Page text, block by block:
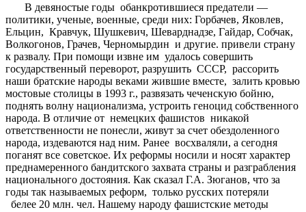
В девяностые годы обанкротившиеся предатели —
политики, ученые, военные, среди них: Горбачев, Яковлев,
Ельцин, Кравчук, Шушкевич, Шеварднадзе, Гайдар, Собчак,
Волкогонов, Грачев, Черномырдин и другие. привели страну
к развалу. При помощи извне им удалось совершить
государственный переворот, разрушить СССР, рассорить
наши братские народы веками жившие вместе, залить кровью
мостовые столицы в 1993 г., развязать чеченскую бойню,
поднять волну национализма, устроить геноцид собственного
народа. В отличие от немецких фашистов никакой
ответственности не понесли, живут за счет обездоленного
народа, издеваются над ним. Ранее восхваляли, а сегодня
поганят все советское. Их реформы носили и носят характер
преднамеренного бандитского захвата страны и разграбления
национального достояния. Как сказал Г.А. Зюганов, что за
годы так называемых реформ, только русских потеряли
белее 20 млн. чел. Нашему народу фашистские методы